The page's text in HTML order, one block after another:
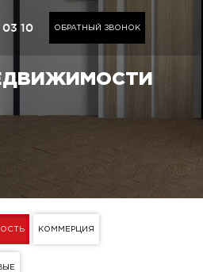
10 ОБРАТНЫЙ ЗВОНОК
КОММЕРЦИЯ